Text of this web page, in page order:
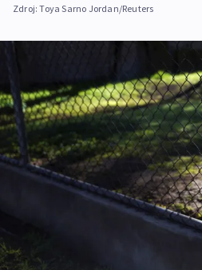
Zdroj:Toya Sarno Jordan/Reuters